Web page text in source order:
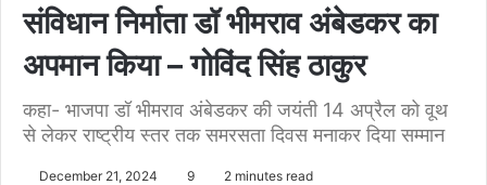
संविधान निर्माता डॉ भीमराव अंबेडकर का
अपमान किया – गोविंद सिंह ठाकुर
कहा- भाजपा डॉ भीमराव अंबेडकर की जयंती 14 अप्रैल को वूथ
से लेकर राष्ट्रीय स्तर तक समरसता दिवस मनाकर दिया सम्मान
December 21, 2024 9 2 minutes read